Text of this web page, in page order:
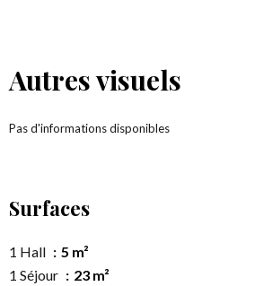
Autres visuels
Pas d'informations disponibles
Surfaces
1 Hall
5 m²
1 Séjour
23 m²